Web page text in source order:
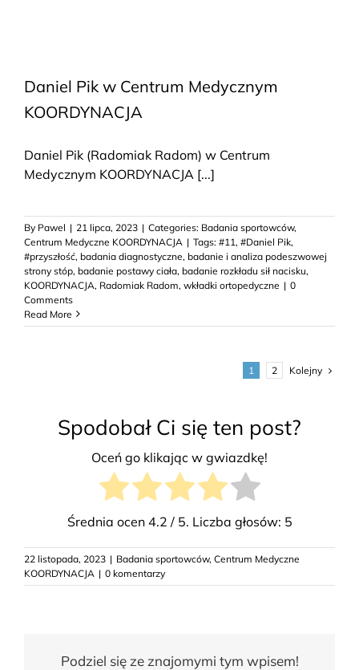
Daniel Pik w Centrum Medycznym
KOORDYNACJA
Daniel Pik (Radomiak Radom) w Centrum
Medycznym KOORDYNACJA [...]
By Pawel | 21 lipca, 2023 | Categories: Badania sportowców,
Centrum Medyczne KOORDYNACJA | Tags: #11 , #Daniel Pik,
#przyszłość, badania diagnostyczne, badanie i analiza podeszwowej
strony stóp, badanie postawy ciała, badanie rozkładu sił nacisku,
KOORDYNACJA, Radomiak Radom, wkładki ortopedyczne | 0
Comments
Read More
1 2 Kolejny
Spodobał Ci się ten post?
Oceń go klikając w gwiazdkę!
Średnia ocen 4.2 / 5. Liczba głosów: 5
22 listopada, 2023 | Badania sportowców, Centrum Medyczne
KOORDYNACJA | 0 komentarzy
Podziel się ze znajomymi tym wpisem!